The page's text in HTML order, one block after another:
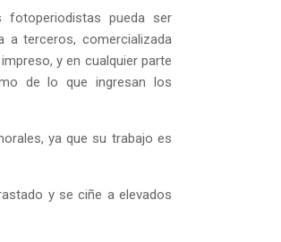
pueda ser
a terceros, comercializada
y en cualquier parte
de lo que ingresan los
ya que su trabajo es
y se ciñe a elevados